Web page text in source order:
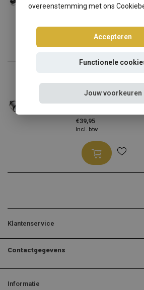
€59,95
TA-Technix verkorte
Verkorte koppelstangen
€39,95
Incl. btw
Klantenservice
Contactgegevens
Informatie
overeenstemming met ons
Accepteren
Functionele
Jouw voorkeuren